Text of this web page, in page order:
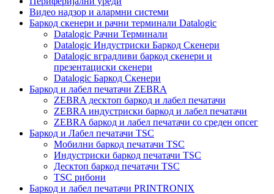
Видео надзор и алармни системи
Баркод скенери и рачни терминали Datalogic
Datalogic Рачни Терминали
Datalogic Индустриски Баркод Скенери
Datalogic вградливи баркод скенери и
презентациски скенери
Datalogic Баркод Скенери
Баркод и лабел печатачи ZEBRA
ZEBRA десктоп баркод и лабел печатачи
ZEBRA индустриски баркод и лабел печатачи
ZEBRA баркод и лабел печатачи со среден опсег
Баркод и Лабел печатачи TSC
Мобилни баркод печатачи TSC
Индустриски баркод печатачи TSC
Десктоп баркод печатачи TSC
TSC рибони
Баркод и лабел печатачи PRINTRONIX